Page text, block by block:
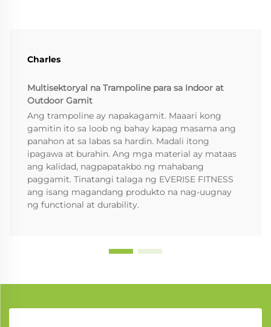
Charles
Multisektoryal na Trampoline para sa Indoor at
Outdoor Gamit
Ang trampoline ay napakagamit. Maaari kong
gamitin ito sa loob ng bahay kapag masama ang
panahon at sa labas sa hardin. Madali itong
ipagawa at burahin. Ang mga material ay mataas
ang kalidad, nagpapatakbo ng mahabang
paggamit. Tinatangi talaga ng EVERISE FITNESS
ang isang magandang produkto na nag-uugnay
ng functional at durability.